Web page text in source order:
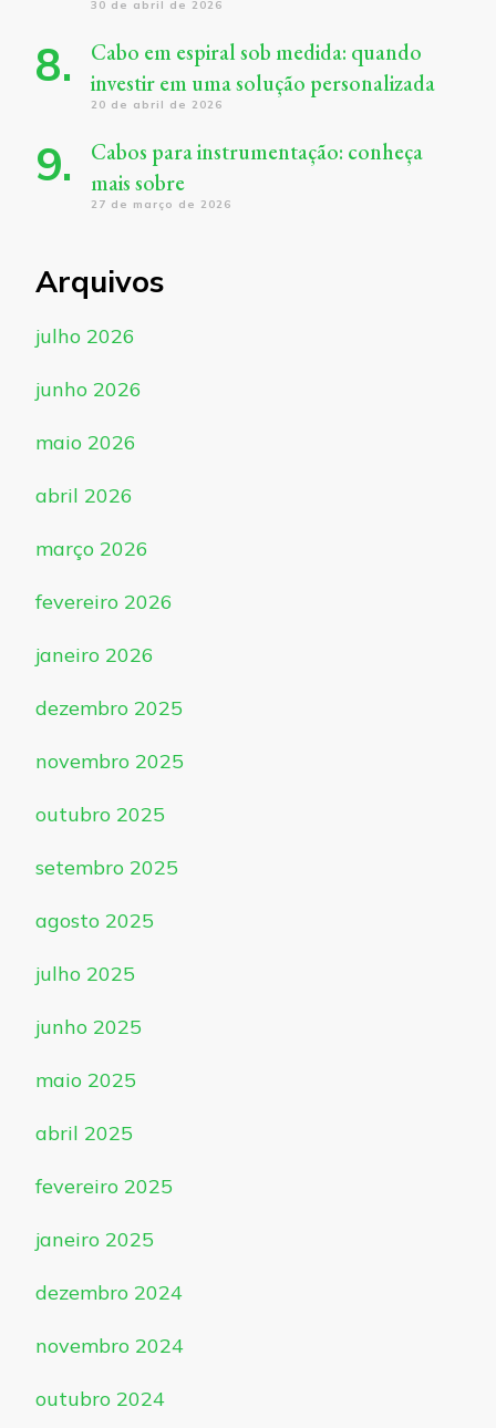
30 de abril de 2026
Cabo em espiral sob medida: quando
investir em uma solução personalizada
20 de abril de 2026
Cabos para instrumentação: conheça
mais sobre
27 de março de 2026
Arquivos
julho 2026
junho 2026
maio 2026
abril 2026
março 2026
fevereiro 2026
janeiro 2026
dezembro 2025
novembro 2025
outubro 2025
setembro 2025
agosto 2025
julho 2025
junho 2025
maio 2025
abril 2025
fevereiro 2025
janeiro 2025
dezembro 2024
novembro 2024
outubro 2024